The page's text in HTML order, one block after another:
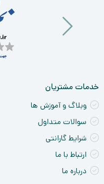
خدمات مشتریان
وبلاگ و آموزش ها
سوالات متداول
شرایط گارانتی
ارتباط با ما
درباره ما